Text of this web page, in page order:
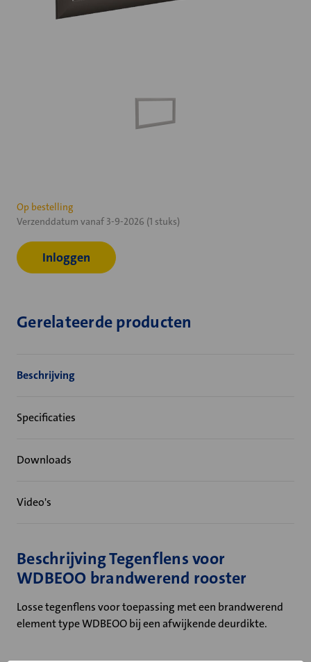
Huidige
voorraad:
Op bestelling
Verzenddatum vanaf 3-9-2026 (1 stuks)
Inloggen
Gerelateerde producten
Beschrijving
Specificaties
Downloads
Video's
Beschrijving Tegenflens voor
WDBEOO brandwerend rooster
Losse tegenflens voor toepassing met een brandwerend
element type WDBEOO bij een afwijkende deurdikte.